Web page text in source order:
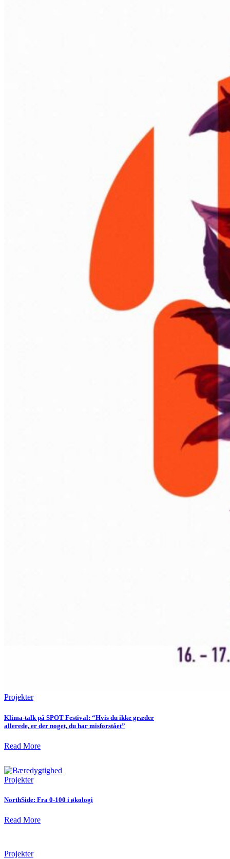
Projekter
Klima-talk på SPOT Festival: “Hvis du ikke græder
allerede, er der noget, du har misforstået”
Read More
Projekter
NorthSide: Fra 0-100 i økologi
Read More
Projekter